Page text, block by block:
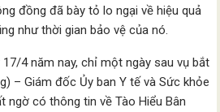
đồng đã bày tỏ lo ngại về hiệu quả
như thời gian bảo vệ của nó.
4 năm nay, chỉ một ngày sau vụ bắt
– Giám đốc Ủy ban Y tế và Sức khỏe
ngờ có thông tin về Tào Hiểu Bân